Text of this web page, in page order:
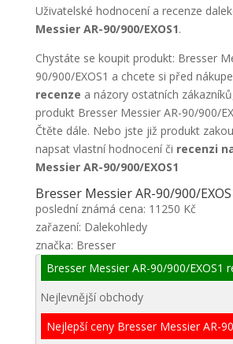
Uživatelské hodnocení a recenze
Messier AR-90/900/EXOS1.
Chystáte se koupit produkt: Bresser
90/900/EXOS1 a chcete si před
recenze a názory ostatních
produkt Bresser Messier AR-90/900/
Čtěte dále. Nebo jste již produkt
napsat vlastní hodnocení či recenzi
Messier AR-90/900/EXOS1
Bresser Messier AR-90/900/
poslední známá cena: 11250 Kč
zařazení: Dalekohledy
značka: Bresser
Bresser Messier AR-90/900/EXOS1
Nejlevnější obchody
Nejlepší ceny Bresser Messier AR-